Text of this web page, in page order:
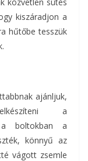
kiszáradjon a
hűtőbe tesszük
ajánljuk,
a
a boltokban a
könnyű az
vágott zsemle